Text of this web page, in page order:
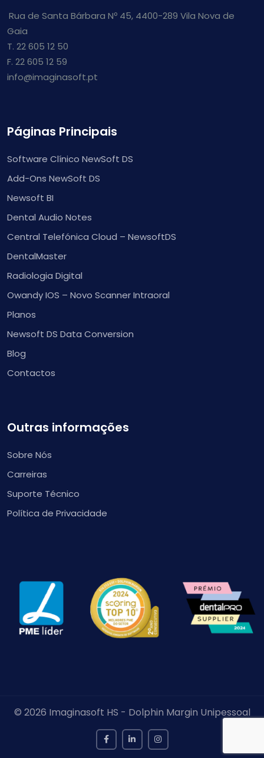
Rua de Santa Bárbara Nº 45, 4400-289 Vila Nova de
Gaia
T. 22 605 12 50
F. 22 605 12 59
info@imaginasoft.pt
Páginas Principais
Software Clínico NewSoft DS
Add-Ons NewSoft DS
Newsoft BI
Dental Audio Notes
Central Telefónica Cloud – NewsoftDS
DentalMaster
Radiologia Digital
Owandy IOS – Novo Scanner Intraoral
Planos
Newsoft DS Data Conversion
Blog
Contactos
Outras informações
Sobre Nós
Carreiras
Suporte Técnico
Política de Privacidade
© 2026 Imaginasoft HS - Dolphin Margin Unipessoal